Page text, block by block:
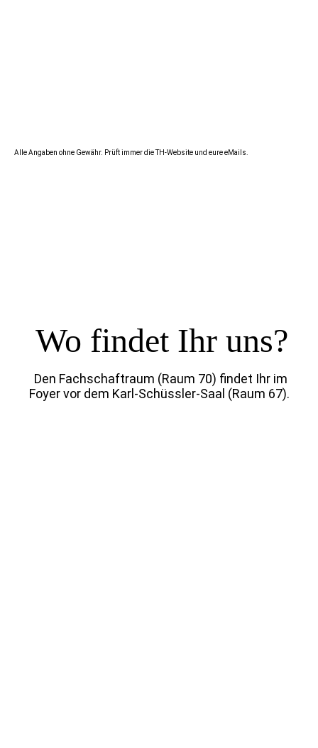
Alle Angaben ohne Gewähr. Prüft immer die TH-Website und eure eMails.
Wo findet Ihr uns?
Den Fachschaftraum (Raum 70) findet Ihr im
Foyer vor dem Karl-Schüssler-Saal (Raum 67).